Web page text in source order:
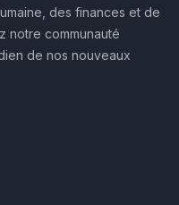
des finances et de
notre communauté
de nos nouveaux